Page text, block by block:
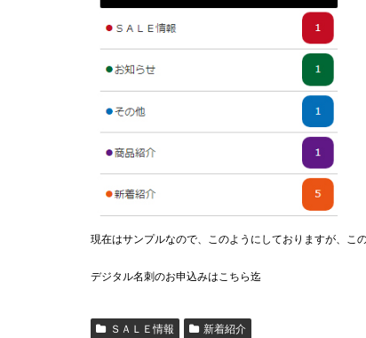
現在はサンプルなので、このようにしておりますが、こ
デジタル名刺のお申込みはこちら迄
ＳＡＬＥ情報 新着紹介